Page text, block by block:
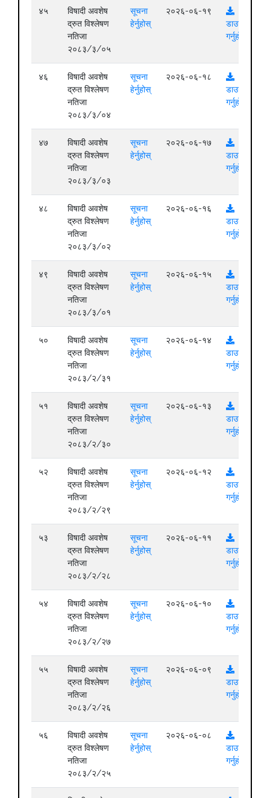
४५
विषादी अवशेष
द्रुत विश्लेषण
नतिजा
२०८३/३/०५
सूचना
हेर्नुहोस्
२०२६-०६-१९
डाउनलोड
गर्नुहोस्
४६
विषादी अवशेष
द्रुत विश्लेषण
नतिजा
२०८३/३/०४
सूचना
हेर्नुहोस्
२०२६-०६-१८
डाउनलोड
गर्नुहोस्
४७
विषादी अवशेष
द्रुत विश्लेषण
नतिजा
२०८३/३/०३
सूचना
हेर्नुहोस्
२०२६-०६-१७
डाउनलोड
गर्नुहोस्
४८
विषादी अवशेष
द्रुत विश्लेषण
नतिजा
२०८३/३/०२
सूचना
हेर्नुहोस्
२०२६-०६-१६
डाउनलोड
गर्नुहोस्
४९
विषादी अवशेष
द्रुत विश्लेषण
नतिजा
२०८३/३/०१
सूचना
हेर्नुहोस्
२०२६-०६-१५
डाउनलोड
गर्नुहोस्
५०
विषादी अवशेष
द्रुत विश्लेषण
नतिजा
२०८३/२/३१
सूचना
हेर्नुहोस्
२०२६-०६-१४
डाउनलोड
गर्नुहोस्
५१
विषादी अवशेष
द्रुत विश्लेषण
नतिजा
२०८३/२/३०
सूचना
हेर्नुहोस्
२०२६-०६-१३
डाउनलोड
गर्नुहोस्
५२
विषादी अवशेष
द्रुत विश्लेषण
नतिजा
२०८३/२/२९
सूचना
हेर्नुहोस्
२०२६-०६-१२
डाउनलोड
गर्नुहोस्
५३
विषादी अवशेष
द्रुत विश्लेषण
नतिजा
२०८३/२/२८
सूचना
हेर्नुहोस्
२०२६-०६-११
डाउनलोड
गर्नुहोस्
५४
विषादी अवशेष
द्रुत विश्लेषण
नतिजा
२०८३/२/२७
सूचना
हेर्नुहोस्
२०२६-०६-१०
डाउनलोड
गर्नुहोस्
५५
विषादी अवशेष
द्रुत विश्लेषण
नतिजा
२०८३/२/२६
सूचना
हेर्नुहोस्
२०२६-०६-०९
डाउनलोड
गर्नुहोस्
५६
विषादी अवशेष
द्रुत विश्लेषण
नतिजा
२०८३/२/२५
सूचना
हेर्नुहोस्
२०२६-०६-०८
डाउनलोड
गर्नुहोस्